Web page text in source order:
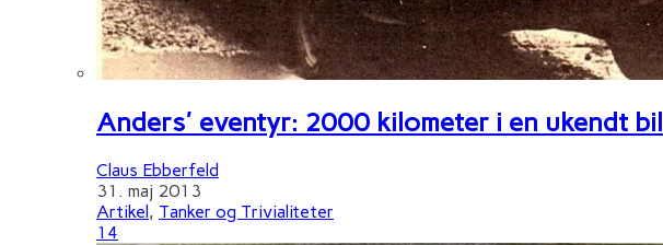
Anders' eventyr: 2000 kilometer i en ukendt bil
Claus Ebberfeld
31. maj 2013
Artikel , Tanker og Trivialiteter
14